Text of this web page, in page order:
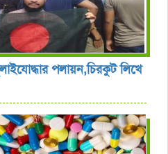
পলায়ন,চিরকুট লিখে